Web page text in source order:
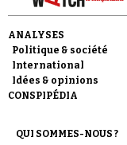
ANALYSES
Politique & société
International
Idées & opinions
CONSPIPÉDIA
QUI SOMMES-NOUS ?